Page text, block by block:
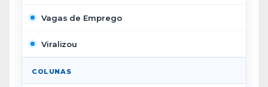
Vagas de Emprego
Viralizou
COLUNAS